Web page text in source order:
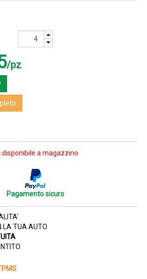
/pz
disponibile a magazzino
Pagamento sicuro
LA TUA AUTO